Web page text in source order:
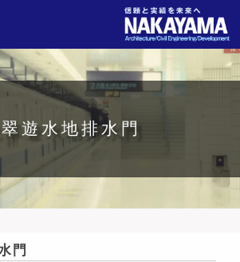
遊水地排水門
門